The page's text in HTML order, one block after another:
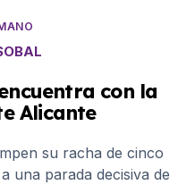
con la
Alicante
su racha de cinco
una parada decisiva de